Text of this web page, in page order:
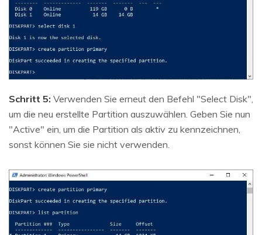
Schritt 5: Verwenden Sie erneut den Befehl "Select Disk",
um die neu erstellte Partition auszuwählen. Geben Sie nun
"Active" ein, um die Partition als aktiv zu kennzeichnen,
sonst können Sie sie nicht verwenden.